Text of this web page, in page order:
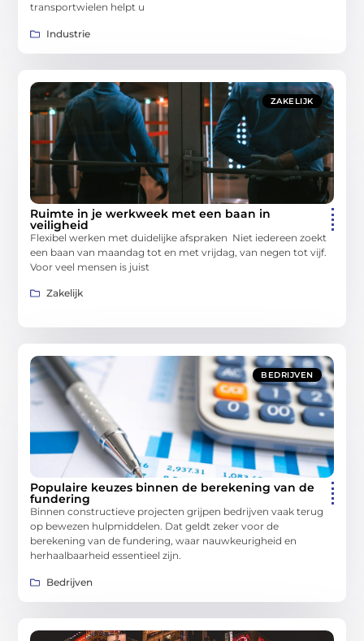
transportwielen helpt u
Industrie
ZAKELIJK
Ruimte in je werkweek met een baan in
veiligheid
Flexibel werken met duidelijke afspraken Niet iedereen zoekt
een baan van maandag tot en met vrijdag, van negen tot vijf.
Voor veel mensen is juist
Zakelijk
BEDRIJVEN
Populaire keuzes binnen de berekening van de
fundering
Binnen constructieve projecten grijpen bedrijven vaak terug
op bewezen hulpmiddelen. Dat geldt zeker voor de
berekening van de fundering, waar nauwkeurigheid en
herhaalbaarheid essentieel zijn.
Bedrijven